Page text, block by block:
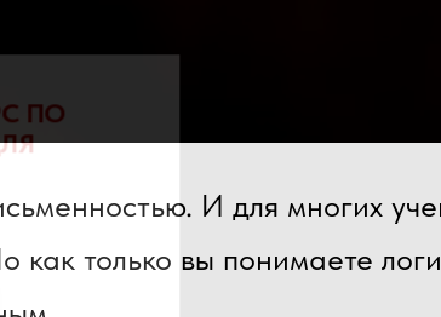
И для многих
только вы понимаете